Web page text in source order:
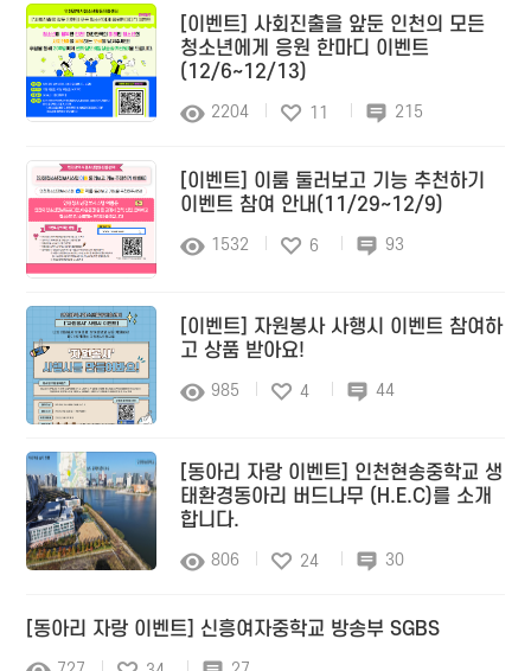
[이벤트] 사회진출을 앞둔 인천의 모든
청소년에게 응원 한마디 이벤트
(12/6~12/13)
2204 11 215
[이벤트] 이룸 둘러보고 기능 추천하기
이벤트 참여 안내(11/29~12/9)
1532 6 93
[이벤트] 자원봉사 사행시 이벤트 참여하
고 상품 받아요!
985 4 44
[동아리 자랑 이벤트] 인천현송중학교 생
태환경동아리 버드나무 (H.E.C)를 소개
합니다.
806 24 30
[동아리 자랑 이벤트] 신흥여자중학교 방송부 SGBS